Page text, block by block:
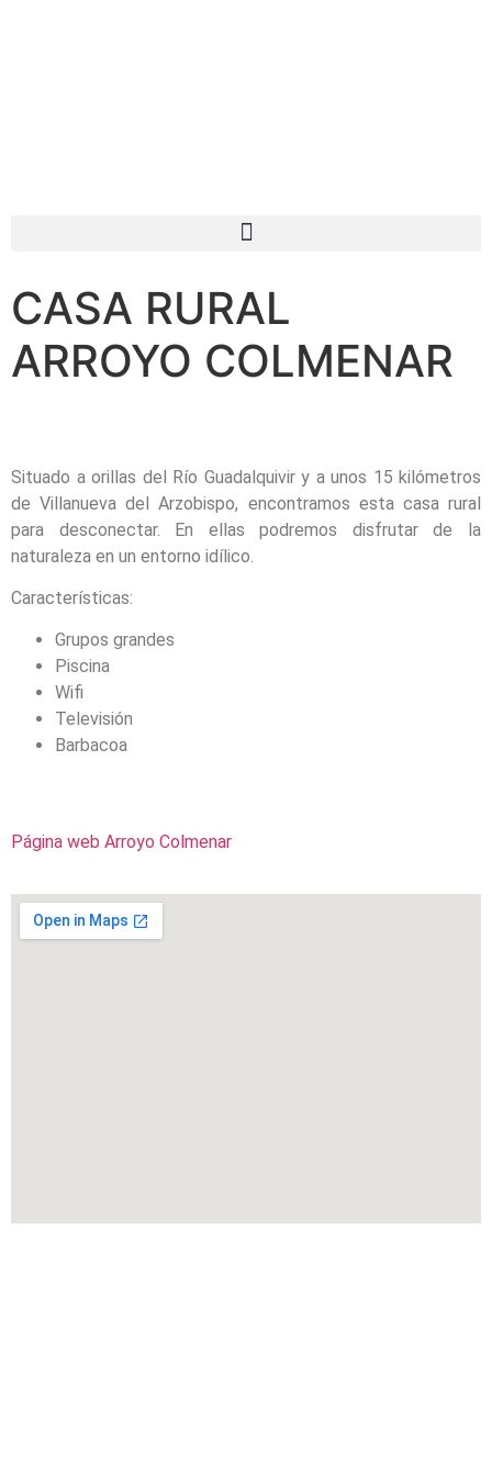
CASA RURAL
ARROYO COLMENAR
Situado a orillas del Río Guadalquivir y a unos 15 kilómetros
de Villanueva del Arzobispo, encontramos esta casa rural
para desconectar. En ellas podremos disfrutar de la
naturaleza en un entorno idílico.
Características:
Grupos grandes
Piscina
Wifi
Televisión
Barbacoa
Página web Arroyo Colmenar